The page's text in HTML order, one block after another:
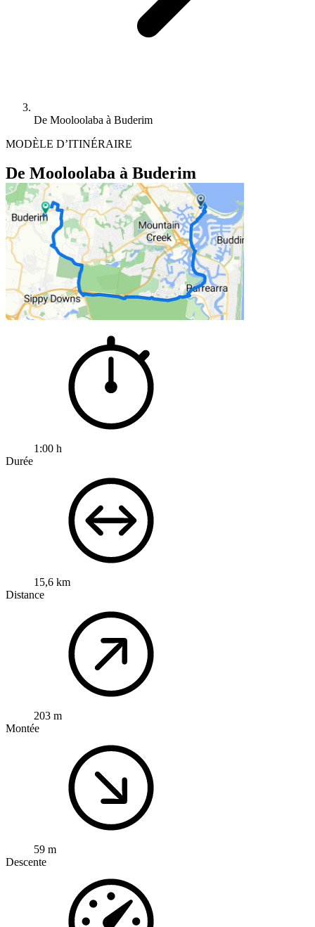
De Mooloolaba à Buderim
MODÈLE D’ITINÉRAIRE
De Mooloolaba à Buderim
1:00 h
Durée
15,6 km
Distance
203 m
Montée
59 m
Descente